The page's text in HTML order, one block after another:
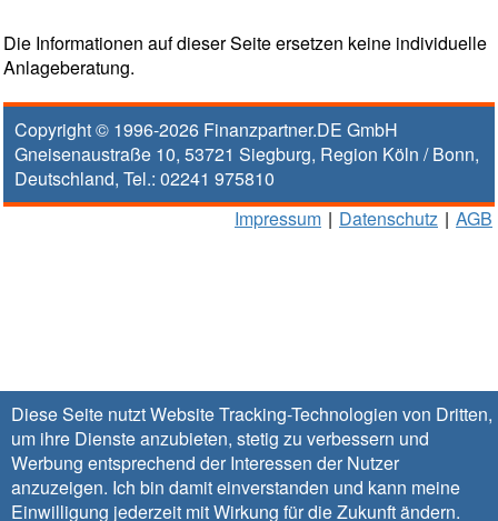
Diese Seite nutzt Website Tracking-Technologien von Dritten,
um ihre Dienste anzubieten, stetig zu verbessern und
Werbung entsprechend der Interessen der Nutzer
anzuzeigen. Ich bin damit einverstanden und kann meine
Einwilligung jederzeit mit Wirkung für die Zukunftändern.
Die Informationen auf dieser Seite ersetzen keine individuelle
Anlageberatung.
Copyright © 1996-2026 Finanzpartner.DE GmbH
Gneisenaustraße 10, 53721 Siegburg, Region Köln / Bonn,
Deutschland, Tel.: 02241 975810
Impressum | Datenschutz | AGB